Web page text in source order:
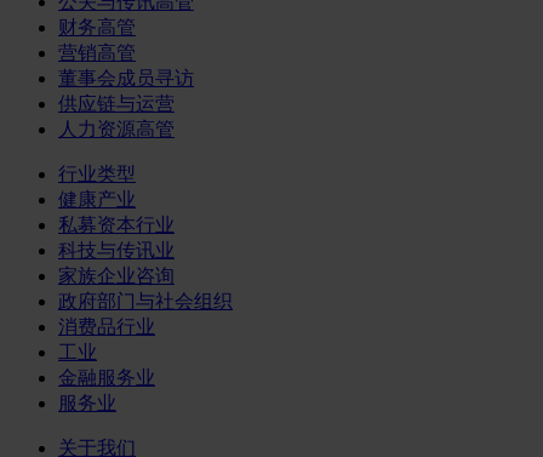
财务高管
营销高管
董事会成员寻访
供应链与运营
人力资源高管
行业类型
健康产业
私募资本行业
科技与传讯业
家族企业咨询
政府部门与社会组织
消费品行业
工业
金融服务业
服务业
关于我们